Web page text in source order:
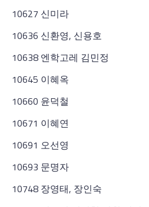
10627 신미라
10636 신환영, 신용호
10638 엔학고레 김민정
10645 이혜옥
10660 윤덕철
10671 이혜연
10691 오선영
10693 문명자
10748 장영태, 장인숙